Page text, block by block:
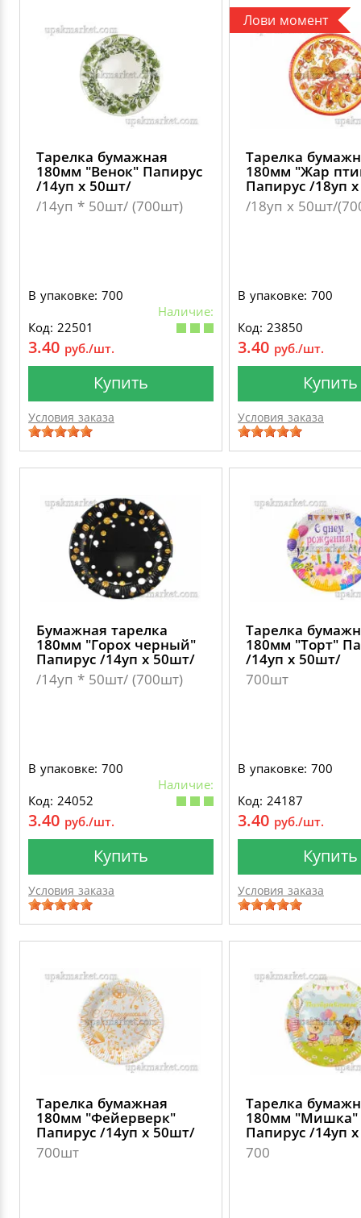
Тарелка бумажная
180мм "Венок" Папирус
/14уп х 50шт/
/14уп * 50шт/ (700шт)
В упаковке: 700
Наличие:
Код: 22501
3.40 руб./шт.
Купить
Условия заказа
Лови момент
Тарелка
180мм "Жар
Папирус /18уп
/18уп х 50шт/
В упаковке: 700
Код: 23850
3.40 руб./шт.
Купить
Условия заказа
Бумажная тарелка
180мм "Горох черный"
Папирус /14уп х 50шт/
/14уп * 50шт/ (700шт)
В упаковке: 700
Наличие:
Код: 24052
3.40 руб./шт.
Купить
Условия заказа
Тарелка
180мм "Торт"
/14уп х 50шт/
700шт
В упаковке: 700
Код: 24187
3.40 руб./шт.
Купить
Условия заказа
Тарелка бумажная
180мм "Фейерверк"
Папирус /14уп х 50шт/
700шт
Тарелка
180мм "Мишка"
Папирус /14уп
700